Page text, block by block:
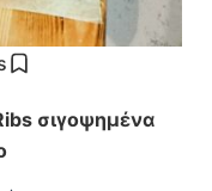
σιγοψημένα